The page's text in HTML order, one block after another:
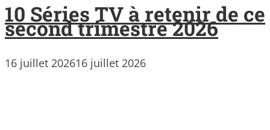
10 Séries TV à retenir de ce
second trimestre 2026
16 juillet 202616 juillet 2026